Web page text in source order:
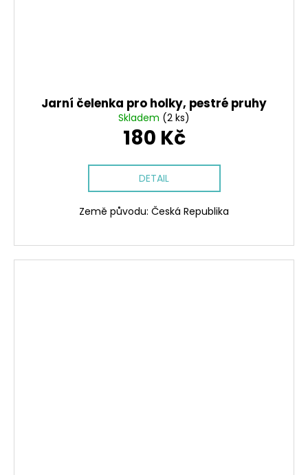
Jarní čelenka pro holky, pestré pruhy
Skladem (2 ks)
180 Kč
DETAIL
Země původu: Česká Republika